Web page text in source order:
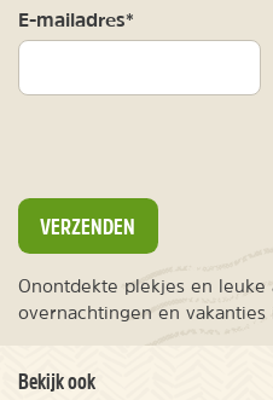
E-mailadres*
VERZENDEN
Onontdekte plekjes en leuke
overnachtingen en vakanties
Bekijk ook